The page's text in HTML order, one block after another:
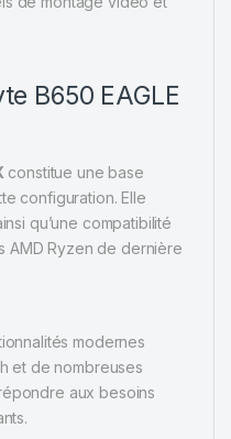
B650 EAGLE
constitue une base
configuration. Elle
qu’une compatibilité
AMD Ryzen de dernière
modernes
et de nombreuses
aux besoins